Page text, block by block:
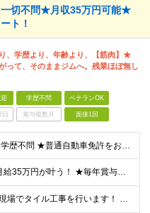
切不問★月収35万円可能★
ト！
、学歴より、年齢より、【筋肉】★
って、そのままジムへ。残業ほぼ無し
学歴不問 ベテランOK
日 賞与複数月 面接1回
★未経験歓迎 ★学歴不問 ★普通自動車免許をお持ちの方 面接では学歴や過去の経験は一切こだわりません！ チャレンジしてみたいという気持ちがあれば、 誰でもご応募してください◎
★入社3年目で月給35万円が叶う！ ★毎年賞与あり 日給11,000～21,000円（※日給月給制）＋賞与 ※残業代は別途支給します ※試用期間3ヵ月あり。期間中の給与・待遇の差異はありません ※日
さいたま市内の現場でタイル工事を行います！ 【本社】 埼玉県さいたま市緑区芝原1-32-3 (変更の範囲)上記を除く当社関連勤務地